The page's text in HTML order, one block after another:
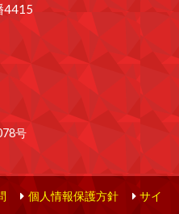
4415
号
個人情報保護方針
サイ